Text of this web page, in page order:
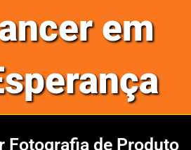
em
Fotografia de Produto